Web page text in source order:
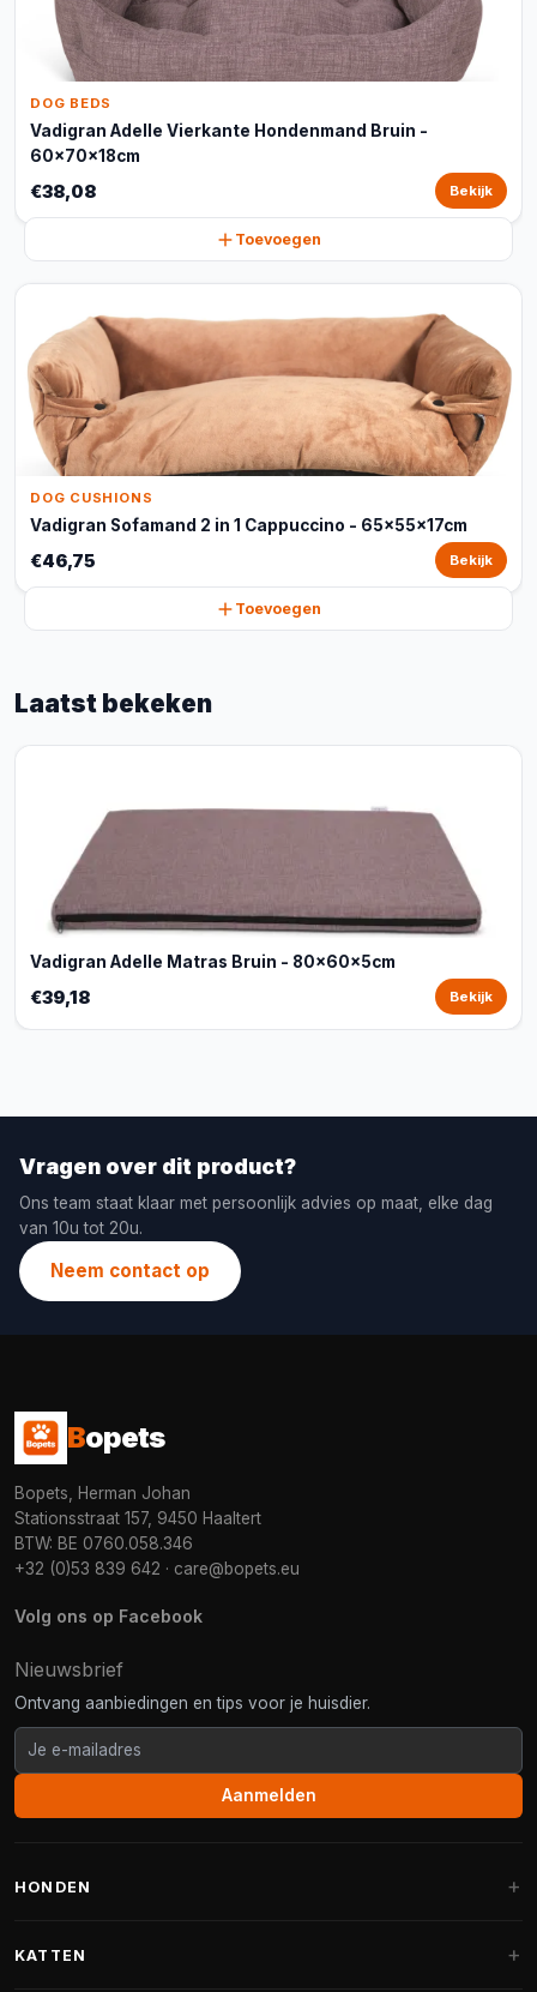
DOG BEDS
Vadigran Adelle Vierkante Hondenmand Bruin -
60x70x18cm
€38,08 Bekijk
Toevoegen
DOG CUSHIONS
Vadigran Sofamand 2 in 1 Cappuccino - 65x55x17cm
€46,75 Bekijk
Toevoegen
Laatst bekeken
Vadigran Adelle Matras Bruin - 80x60x5cm
€39,18 Bekijk
Vragen over dit product?
Ons team staat klaar met persoonlijk advies op maat, elke dag
van 10u tot 20u.
Neem contact op
Bopets
Bopets, Herman Johan
Stationsstraat 157, 9450 Haaltert
BTW: BE 0760.058.346
+32 (0)53 839 642 · care@bopets.eu
Volg ons op Facebook
Nieuwsbrief
Ontvang aanbiedingen en tips voor je huisdier.
Aanmelden
HONDEN
KATTEN